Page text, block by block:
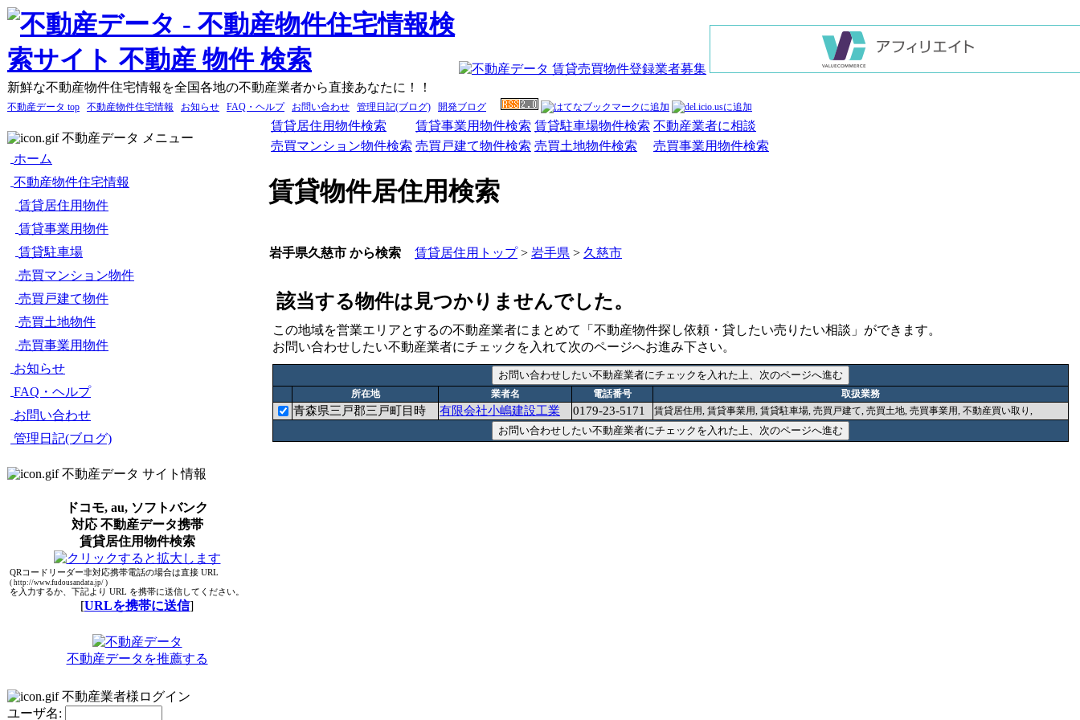
新鮮な不動産物件住宅情報を全国各地の不動産業者から直接あなたに！！
不動産データ top 不動産物件住宅情報 お知らせ FAQ・ヘルプ お問い合わせ 管理日記(ブログ) 開発ブログ
不動産データ メニュー
ホーム
不動産物件住宅情報
賃貸居住用物件
賃貸事業用物件
賃貸駐車場
売買マンション物件
売買戸建て物件
売買土地物件
売買事業用物件
お知らせ
FAQ・ヘルプ
お問い合わせ
管理日記(ブログ)
不動産データ サイト情報
ドコモ, au, ソフトバンク
対応 不動産データ携帯
賃貸居住用物件検索
QRコードリーダー非対応携帯電話の場合は直接 URL
( http://www.fudousandata.jp/ )
を入力するか、下記より URL を携帯に送信してください。
[URLを携帯に送信]
不動産データを推薦する
不動産業者様ログイン
ユーザ名:
賃貸居住用物件検索 賃貸事業用物件検索 賃貸駐車場物件検索 不動産業者に相談
売買マンション物件検索 売買戸建て物件検索 売買土地物件検索 売買事業用物件検索
賃貸物件居住用検索
岩手県久慈市 から検索 賃貸居住用トップ> 岩手県 > 久慈市
該当する物件は見つかりませんでした。
この地域を営業エリアとするの不動産業者にまとめて「不動産物件探し依頼・貸したい売りたい相談」ができます。
お問い合わせしたい不動産業者にチェックを入れて次のページへお進み下さい。
所在地 業者名 電話番号 取扱業務
青森県三戸郡三戸町目時 有限会社小嶋建設工業 0179-23-5171 賃貸居住用, 賃貸事業用, 賃貸駐車場, 売買戸建て, 売買土地, 売買事業用, 不動産買い取り,